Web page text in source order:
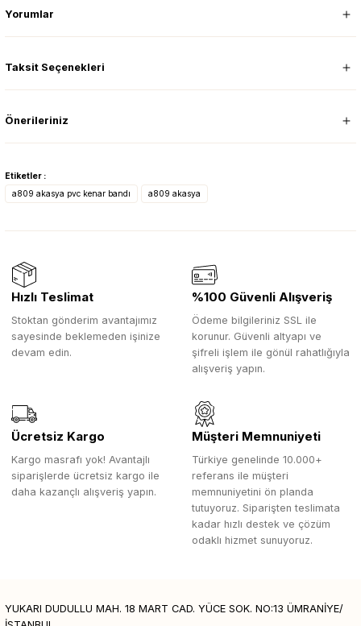
Yorumlar
Taksit Seçenekleri
Önerileriniz
Etiketler :
a809 akasya pvc kenar bandı
a809 akasya
Hızlı Teslimat
Stoktan gönderim avantajımız
sayesinde beklemeden işinize
devam edin.
%100 Güvenli Alışveriş
Ödeme bilgileriniz SSL ile
korunur. Güvenli altyapı ve
şifreli işlem ile gönül rahatlığıyla
alışveriş yapın.
Ücretsiz Kargo
Kargo masrafı yok! Avantajlı
siparişlerde ücretsiz kargo ile
daha kazançlı alışveriş yapın.
Müşteri Memnuniyeti
Türkiye genelinde 10.000+
referans ile müşteri
memnuniyetini ön planda
tutuyoruz. Siparişten teslimata
kadar hızlı destek ve çözüm
odaklı hizmet sunuyoruz.
YUKARI DUDULLU MAH. 18 MART CAD. YÜCE SOK. NO:13 ÜMRANİYE/